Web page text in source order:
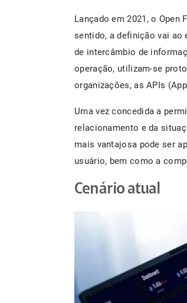
Lançado em 2021, o Open
sentido, a definição vai ao
de intercâmbio de
operação, utilizam-se
organizações, as APIs
Uma vez concedida a
relacionamento e da
mais vantajosa pode ser
usuário, bem como a
Cenário atual